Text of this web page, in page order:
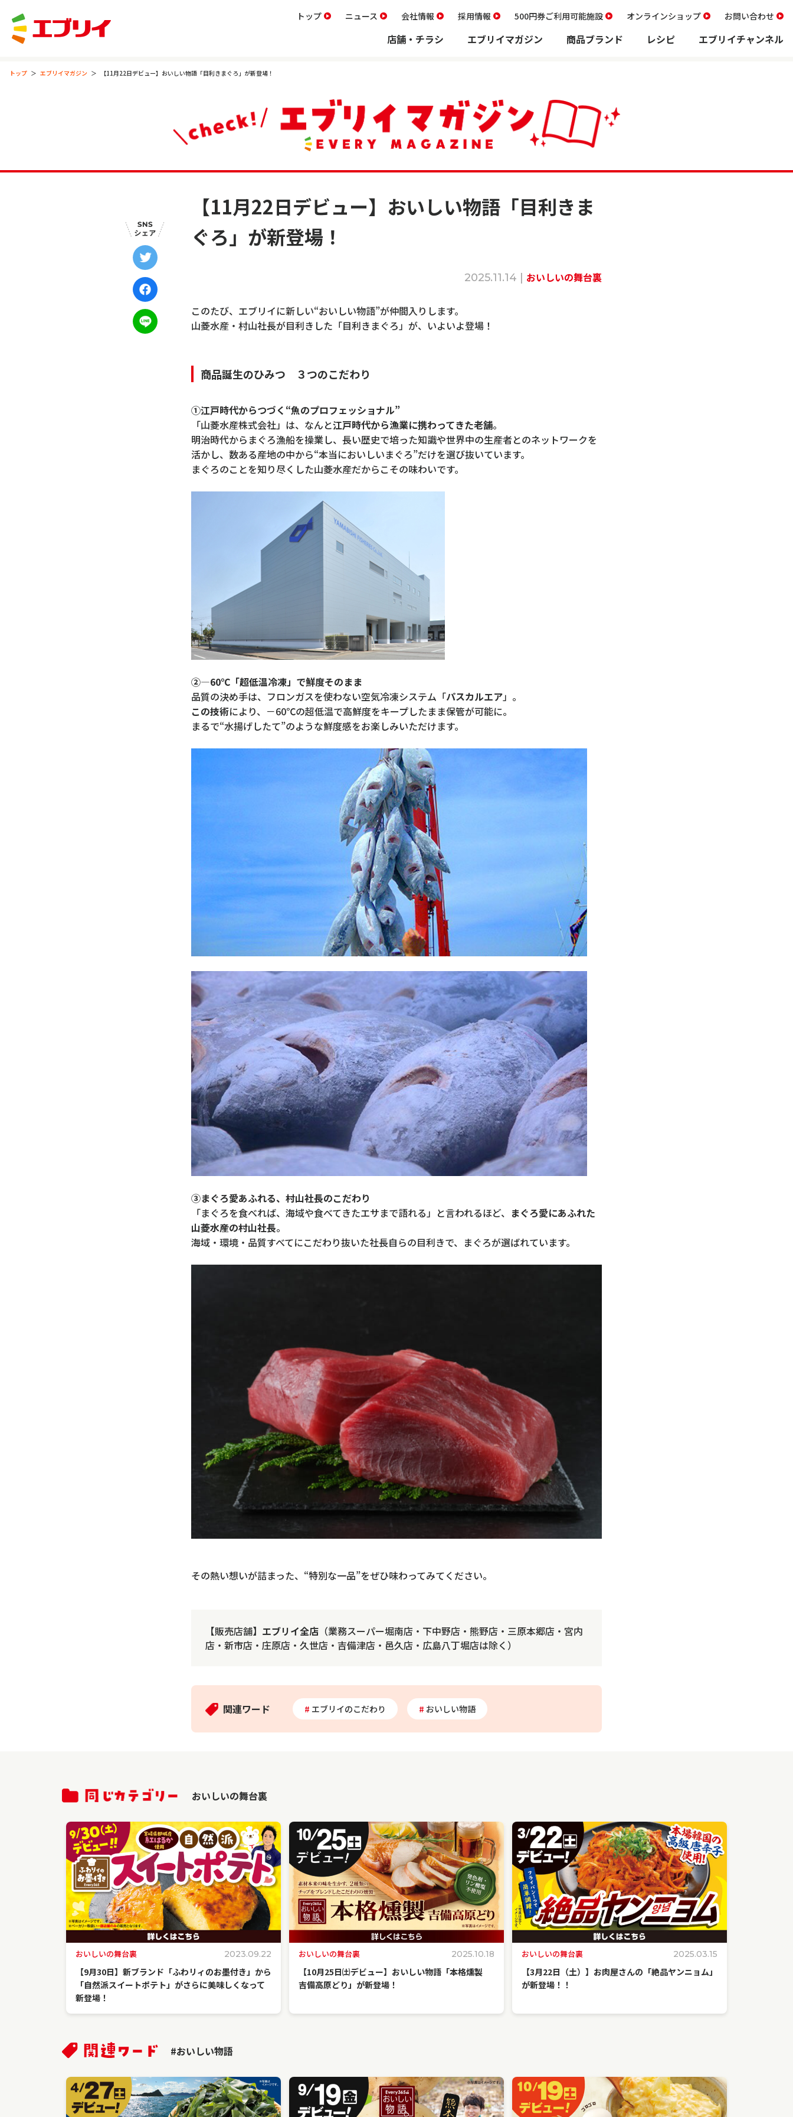
トップ ニュース 会社情報 採用情報 500円券ご利用可能施設 オンラインショップ お問い合わせ
店舗・チラシ エブリイマガジン 商品ブランド レシピ エブリイチャンネル
トップ エブリイマガジン 【11月22日デビュー】おいしい物語「目利きまぐろ」が新登場！
【11月22日デビュー】おいしい物語「目利きま
ぐろ」が新登場！
2025.11.14 | おいしいの舞台裏
このたび、エブリイに新しい“おいしい物語”が仲間入りします。
山菱水産・村山社長が目利きした「目利きまぐろ」が、いよいよ登場！
商品誕生のひみつ ３つのこだわり
①江戸時代からつづく“魚のプロフェッショナル”
「山菱水産株式会社」は、なんと江戸時代から漁業に携わってきた老舗。
明治時代からまぐろ漁船を操業し、長い歴史で培った知識や世界中の生産者とのネットワークを
活かし、数ある産地の中から“本当においしいまぐろ”だけを選び抜いています。
まぐろのことを知り尽くした山菱水産だからこその味わいです。
②―60℃「超低温冷凍」で鮮度そのまま
品質の決め手は、フロンガスを使わない空気冷凍システム「パスカルエア」。
この技術により、－60℃の超低温で高鮮度をキープしたまま保管が可能に。
まるで“水揚げしたて”のような鮮度感をお楽しみいただけます。
③まぐろ愛あふれる、村山社長のこだわり
「まぐろを食べれば、海域や食べてきたエサまで語れる」と言われるほど、 まぐろ愛にあふれた
山菱水産の村山社長。
海域・環境・品質すべてにこだわり抜いた社長自らの目利きで、まぐろが選ばれています。
その熱い想いが詰まった、“特別な一品”をぜひ味わってみてください。
【販売店舗】 エブリイ全店 （業務スーパー堀南店・下中野店・熊野店・三原本郷店・宮内
店・新市店・庄原店・久世店・吉備津店・邑久店・広島八丁堀店は除く）
関連ワード エブリイのこだわり おいしい物語
おいしいの舞台裏
おいしいの舞台裏 2023.09.22
【9月30日】新ブランド「ふわリィのお墨付き」から
「自然派スイートポテト」がさらに美味しくなって
新登場！
おいしいの舞台裏 2025.10.18
【10月25日㈯デビュー】おいしい物語「本格燻製
吉備高原どり」が新登場！
おいしいの舞台裏 2025.03.15
【3月22日（土）】お肉屋さんの「絶品ヤンニョム」
が新登場！！
#おいしい物語